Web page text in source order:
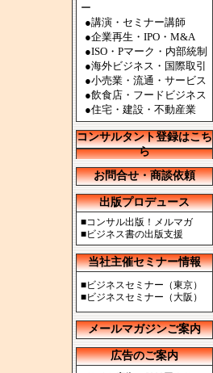
ー
●講演・セミナー講師
●企業再生・IPO・M&A
●ISO・Pマーク・内部統制
●海外ビジネス・国際取引
●小売業・流通・サービス
●飲食店・フードビジネス
●住宅・建設・不動産業
コンサルタント登録はこち
ら
お問合せ・商談依頼
出版プロデュース
■コンサル出版！メルマガ
■ビジネス書の出版支援
当社主催セミナー情報
■ビジネスセミナー（東京）
■ビジネスセミナー（大阪）
メールマガジンご案内
広告のご案内